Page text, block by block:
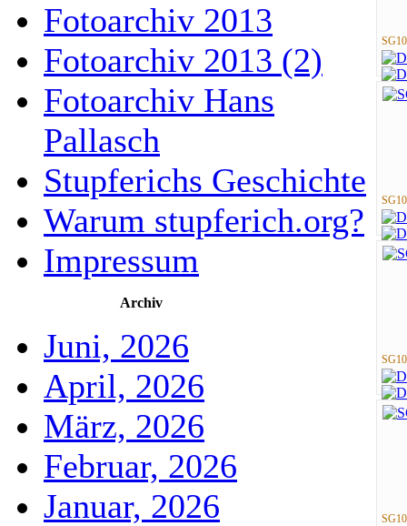
Fotoarchiv 2013
Fotoarchiv 2013 (2)
Fotoarchiv Hans
Pallasch
Stupferichs Geschichte
Warum stupferich.org?
Impressum
Archiv
Juni, 2026
April, 2026
März, 2026
Februar, 2026
Januar, 2026